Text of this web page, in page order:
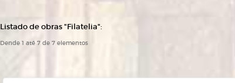
Listado de obras "Filatelia":
Dende 1 até 7 de 7 elementos